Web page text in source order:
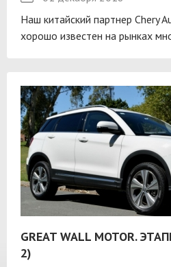
Наш китайский партнер Chery
хорошо известен на рынках
GREAT WALL MOTOR.
2)